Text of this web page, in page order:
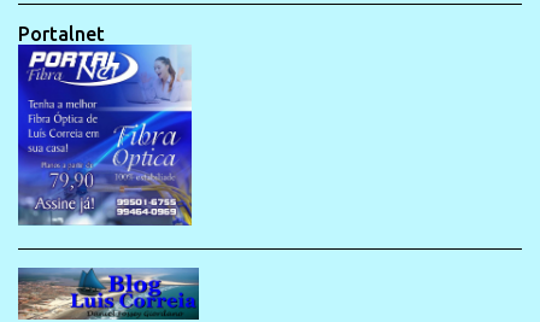
Portalnet